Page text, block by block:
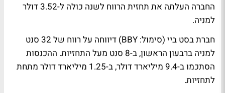
החברה העלתה את תחזית הרווח לשנה כולה ל-3.52 דולר
למניה.
חברת בסט ביי (סימול: BBY) דיווחה על רווח של 32 סנט
למניה ברבעון הראשון, ב-8 סנט מעל התחזיות. ההכנסות
הסתכמו ב-9.4 מיליארד דולר, ב-1.25 מיליארד דולר מתחת
לתחזיות.